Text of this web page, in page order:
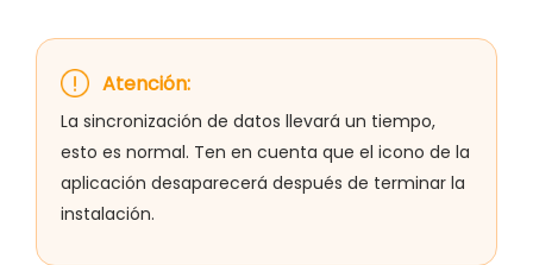
Atención:
La sincronización de datos llevará un tiempo,
esto es normal. Ten en cuenta que el icono de la
aplicación desaparecerá después de terminar la
instalación.